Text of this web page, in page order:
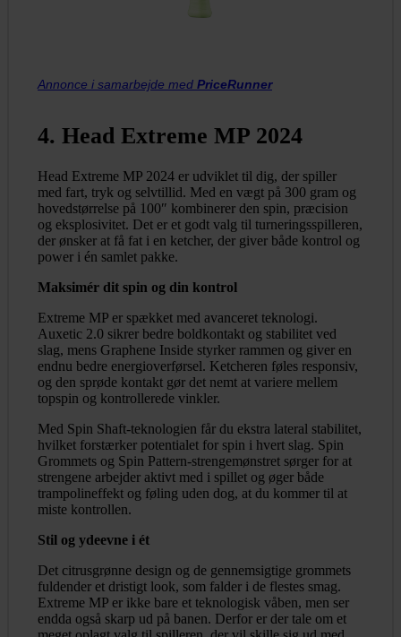
Annonce i samarbejde med PriceRunner
4. Head Extreme MP 2024
Head Extreme MP 2024 er udviklet til dig, der spiller
med fart, tryk og selvtillid. Med en vægt på 300 gram og
hovedstørrelse på 100″ kombinerer den spin, præcision
og eksplosivitet. Det er et godt valg til turneringsspilleren,
der ønsker at få fat i en ketcher, der giver både kontrol og
power i én samlet pakke.
Maksimér dit spin og din kontrol
Extreme MP er spækket med avanceret teknologi.
Auxetic 2.0 sikrer bedre boldkontakt og stabilitet ved
slag, mens Graphene Inside styrker rammen og giver en
endnu bedre energioverførsel. Ketcheren føles responsiv,
og den sprøde kontakt gør det nemt at variere mellem
topspin og kontrollerede vinkler.
Med Spin Shaft-teknologien får du ekstra lateral stabilitet,
hvilket forstærker potentialet for spin i hvert slag. Spin
Grommets og Spin Pattern-strengemønstret sørger for at
strengene arbejder aktivt med i spillet og øger både
trampolineffekt og føling uden dog, at du kommer til at
miste kontrollen.
Stil og ydeevne i ét
Det citrusgrønne design og de gennemsigtige grommets
fuldender et dristigt look, som falder i de flestes smag.
Extreme MP er ikke bare et teknologisk våben, men ser
endda også skarp ud på banen. Derfor er der tale om et